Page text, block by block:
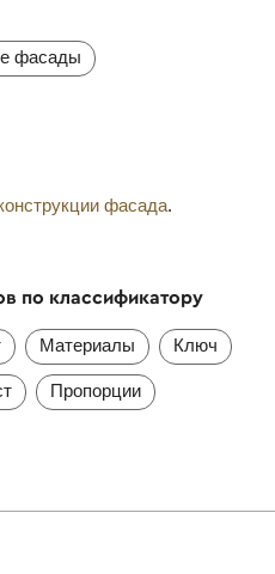
фасады
фасада.
по классификатору
Материалы Ключ
Пропорции